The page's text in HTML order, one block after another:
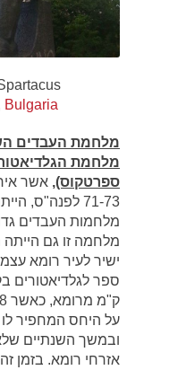
Bulgaria
מלחמת העבדים
מלחמת
ספרטקוס), אשר
71-73 לפנה"ס,
מלחמות העבדים
מלחמה זו גם הייתה
ישיר לעיר רומא
על היחס המחפיר לו
ובמשך השנתיים
אזרחי רומא. בזמן